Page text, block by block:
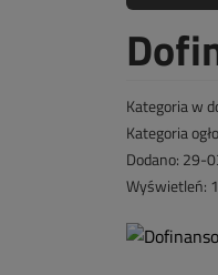
Kategoria w
Kategoria
Dodano: 29-
Wyświetleń: